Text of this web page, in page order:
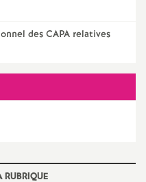
des CAPA relatives
RUBRIQUE